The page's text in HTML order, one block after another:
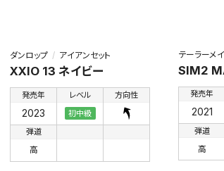
ダンロップ アイアンセット
XXIO 13 ネイビー
発売年
2023
レベル
初中級
方向性
弾道
高
テーラーメ
SIM2
発売年
2021
弾道
高